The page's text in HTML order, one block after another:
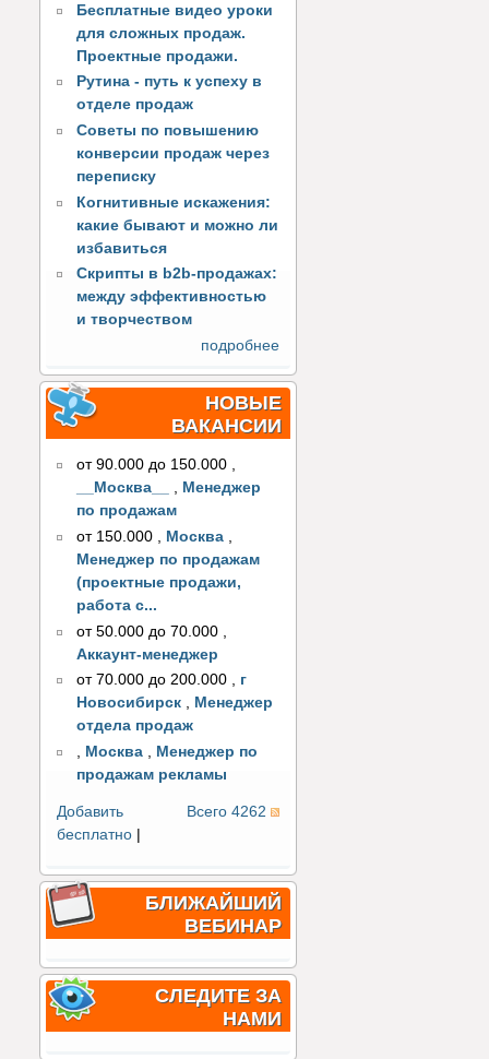
Бесплатные видео уроки
для сложных продаж.
Проектные продажи.
Рутина - путь к успеху в
отделе продаж
Советы по повышению
конверсии продаж через
переписку
Когнитивные искажения:
какие бывают и можно ли
избавиться
Скрипты в b2b-продажах:
между эффективностью
и творчеством
подробнее
НОВЫЕ
ВАКАНСИИ
от 90.000 до 150.000 ,
__Москва__
, Менеджер
по продажам
от 150.000
Москва
Менеджер по продажам
(проектные продажи,
работа с...
от 50.000 до 70.000
Аккаунт-менеджер
от 70.000 до 200.000 , г
Новосибирск , Менеджер
отдела продаж
, Москва , Менеджер по
продажам рекламы
Всего 4262
Добавить
бесплатно
БЛИЖАЙШИЙ
ВЕБИНАР
СЛЕДИТЕ ЗА
НАМИ